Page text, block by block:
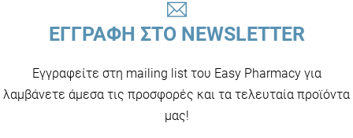
ΕΓΓΡΑΦΗ ΣΤΟ NEWSLETTER
Εγγραφείτε στη mailing list του Easy Pharmacy για
λαμβάνετε άμεσα τις προσφορές και τα τελευταία προϊόντα
μας!